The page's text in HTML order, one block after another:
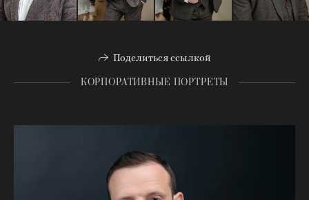
Поделиться ссылкой
КОРПОРАТИВНЫЕ ПОРТРЕТЫ